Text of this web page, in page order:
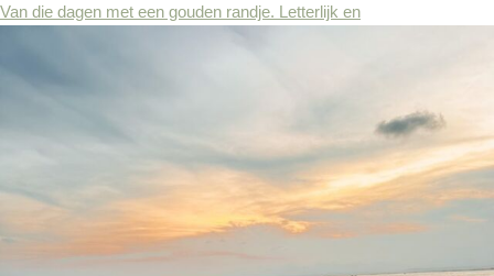
Van die dagen met een gouden randje. Letterlijk en